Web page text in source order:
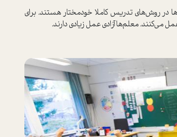
در روش‌های تدریس کاملا خودمختار هستند. برای
می‌کنند. معلم‌ها آزادی عمل زیادی دارند.